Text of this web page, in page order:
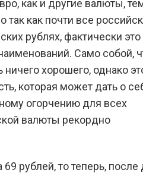
как и другие валюты,
как почти все
рублях, фактически это
Само собой,
хорошего, однако
которая может дать о
огорчению для всех
валюты рекордно
рублей, то теперь, после